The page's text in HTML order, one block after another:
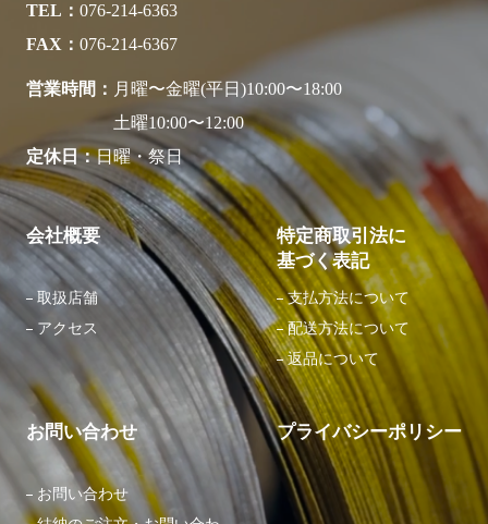
TEL
076-214-6363
FAX
076-214-6367
営業時間
月曜〜金曜(平日)10:00〜18:00
土曜10:00〜12:00
定休日
日曜・祭日
会社概要
取扱店舗
アクセス
特定商取引法に
基づく表記
支払方法について
配送方法について
返品について
お問い合わせ
お問い合わせ
プライバシーポリシー